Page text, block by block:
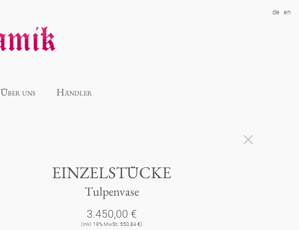
de en
Über uns Händler
EINZELSTÜCKE
Tulpenvase
3.450,00 €
(Inkl. 19% MwSt.: 550,84 €)